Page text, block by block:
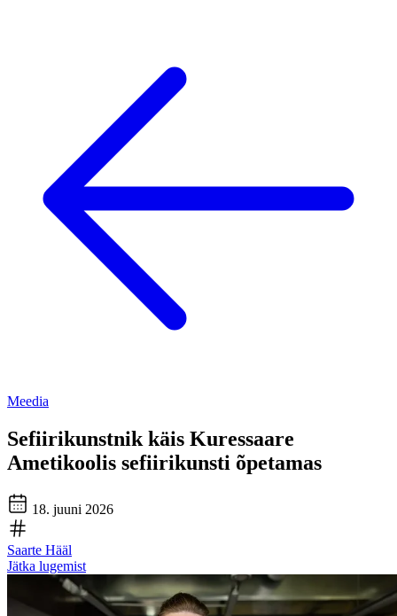
Meedia
Sefiirikunstnik käis Kuressaare
Ametikoolis sefiirikunsti õpetamas
18. juuni 2026
Saarte Hääl
Jätka lugemist